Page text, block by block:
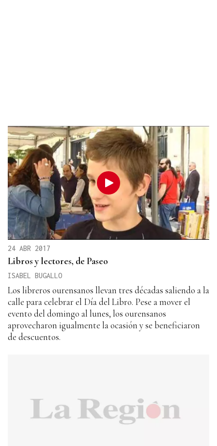
24 ABR 2017
Libros y lectores, de Paseo
ISABEL BUGALLO
Los libreros ourensanos llevan tres décadas saliendo a la
calle para celebrar el Día del Libro. Pese a mover el
evento del domingo al lunes, los ourensanos
aprovecharon igualmente la ocasión y se beneficiaron
de descuentos.